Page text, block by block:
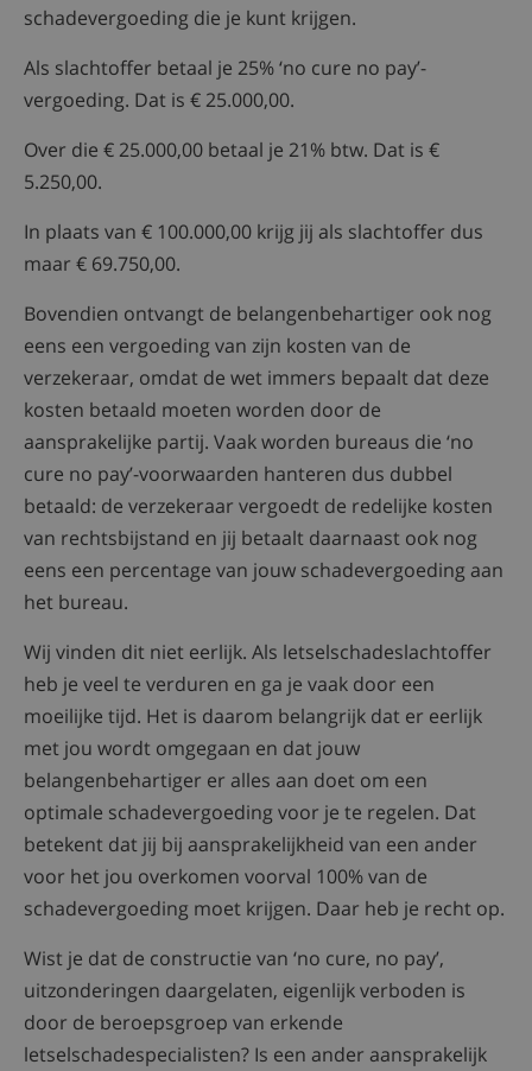
schadevergoeding die je kunt krijgen.
Als slachtoffer betaal je 25% ‘no cure no pay’-
vergoeding. Dat is € 25.000,00.
Over die € 25.000,00 betaal je 21% btw. Dat is €
5.250,00.
In plaats van € 100.000,00 krijg jij als slachtoffer dus
maar € 69.750,00.
Bovendien ontvangt de belangenbehartiger ook nog
eens een vergoeding van zijn kosten van de
verzekeraar, omdat de wet immers bepaalt dat deze
kosten betaald moeten worden door de
aansprakelijke partij. Vaak worden bureaus die ‘no
cure no pay’-voorwaarden hanteren dus dubbel
betaald: de verzekeraar vergoedt de redelijke kosten
van rechtsbijstand en jij betaalt daarnaast ook nog
eens een percentage van jouw schadevergoeding aan
het bureau.
Wij vinden dit niet eerlijk. Als letselschadeslachtoffer
heb je veel te verduren en ga je vaak door een
moeilijke tijd. Het is daarom belangrijk dat er eerlijk
met jou wordt omgegaan en dat jouw
belangenbehartiger er alles aan doet om een
optimale schadevergoeding voor je te regelen. Dat
betekent dat jij bij aansprakelijkheid van een ander
voor het jou overkomen voorval 100% van de
schadevergoeding moet krijgen. Daar heb je recht op.
Wist je dat de constructie van ‘no cure, no pay’,
uitzonderingen daargelaten, eigenlijk verboden is
door de beroepsgroep van erkende
letselschadespecialisten? Is een ander aansprakelijk